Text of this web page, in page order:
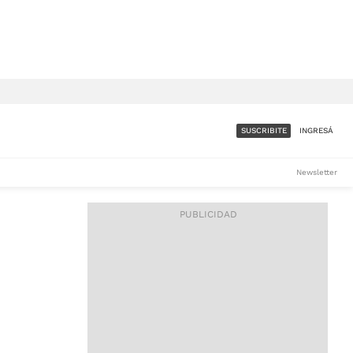
ACCESO FULL - $1.800/MES
SUSCRIBITE INGRESÁ
Newsletter